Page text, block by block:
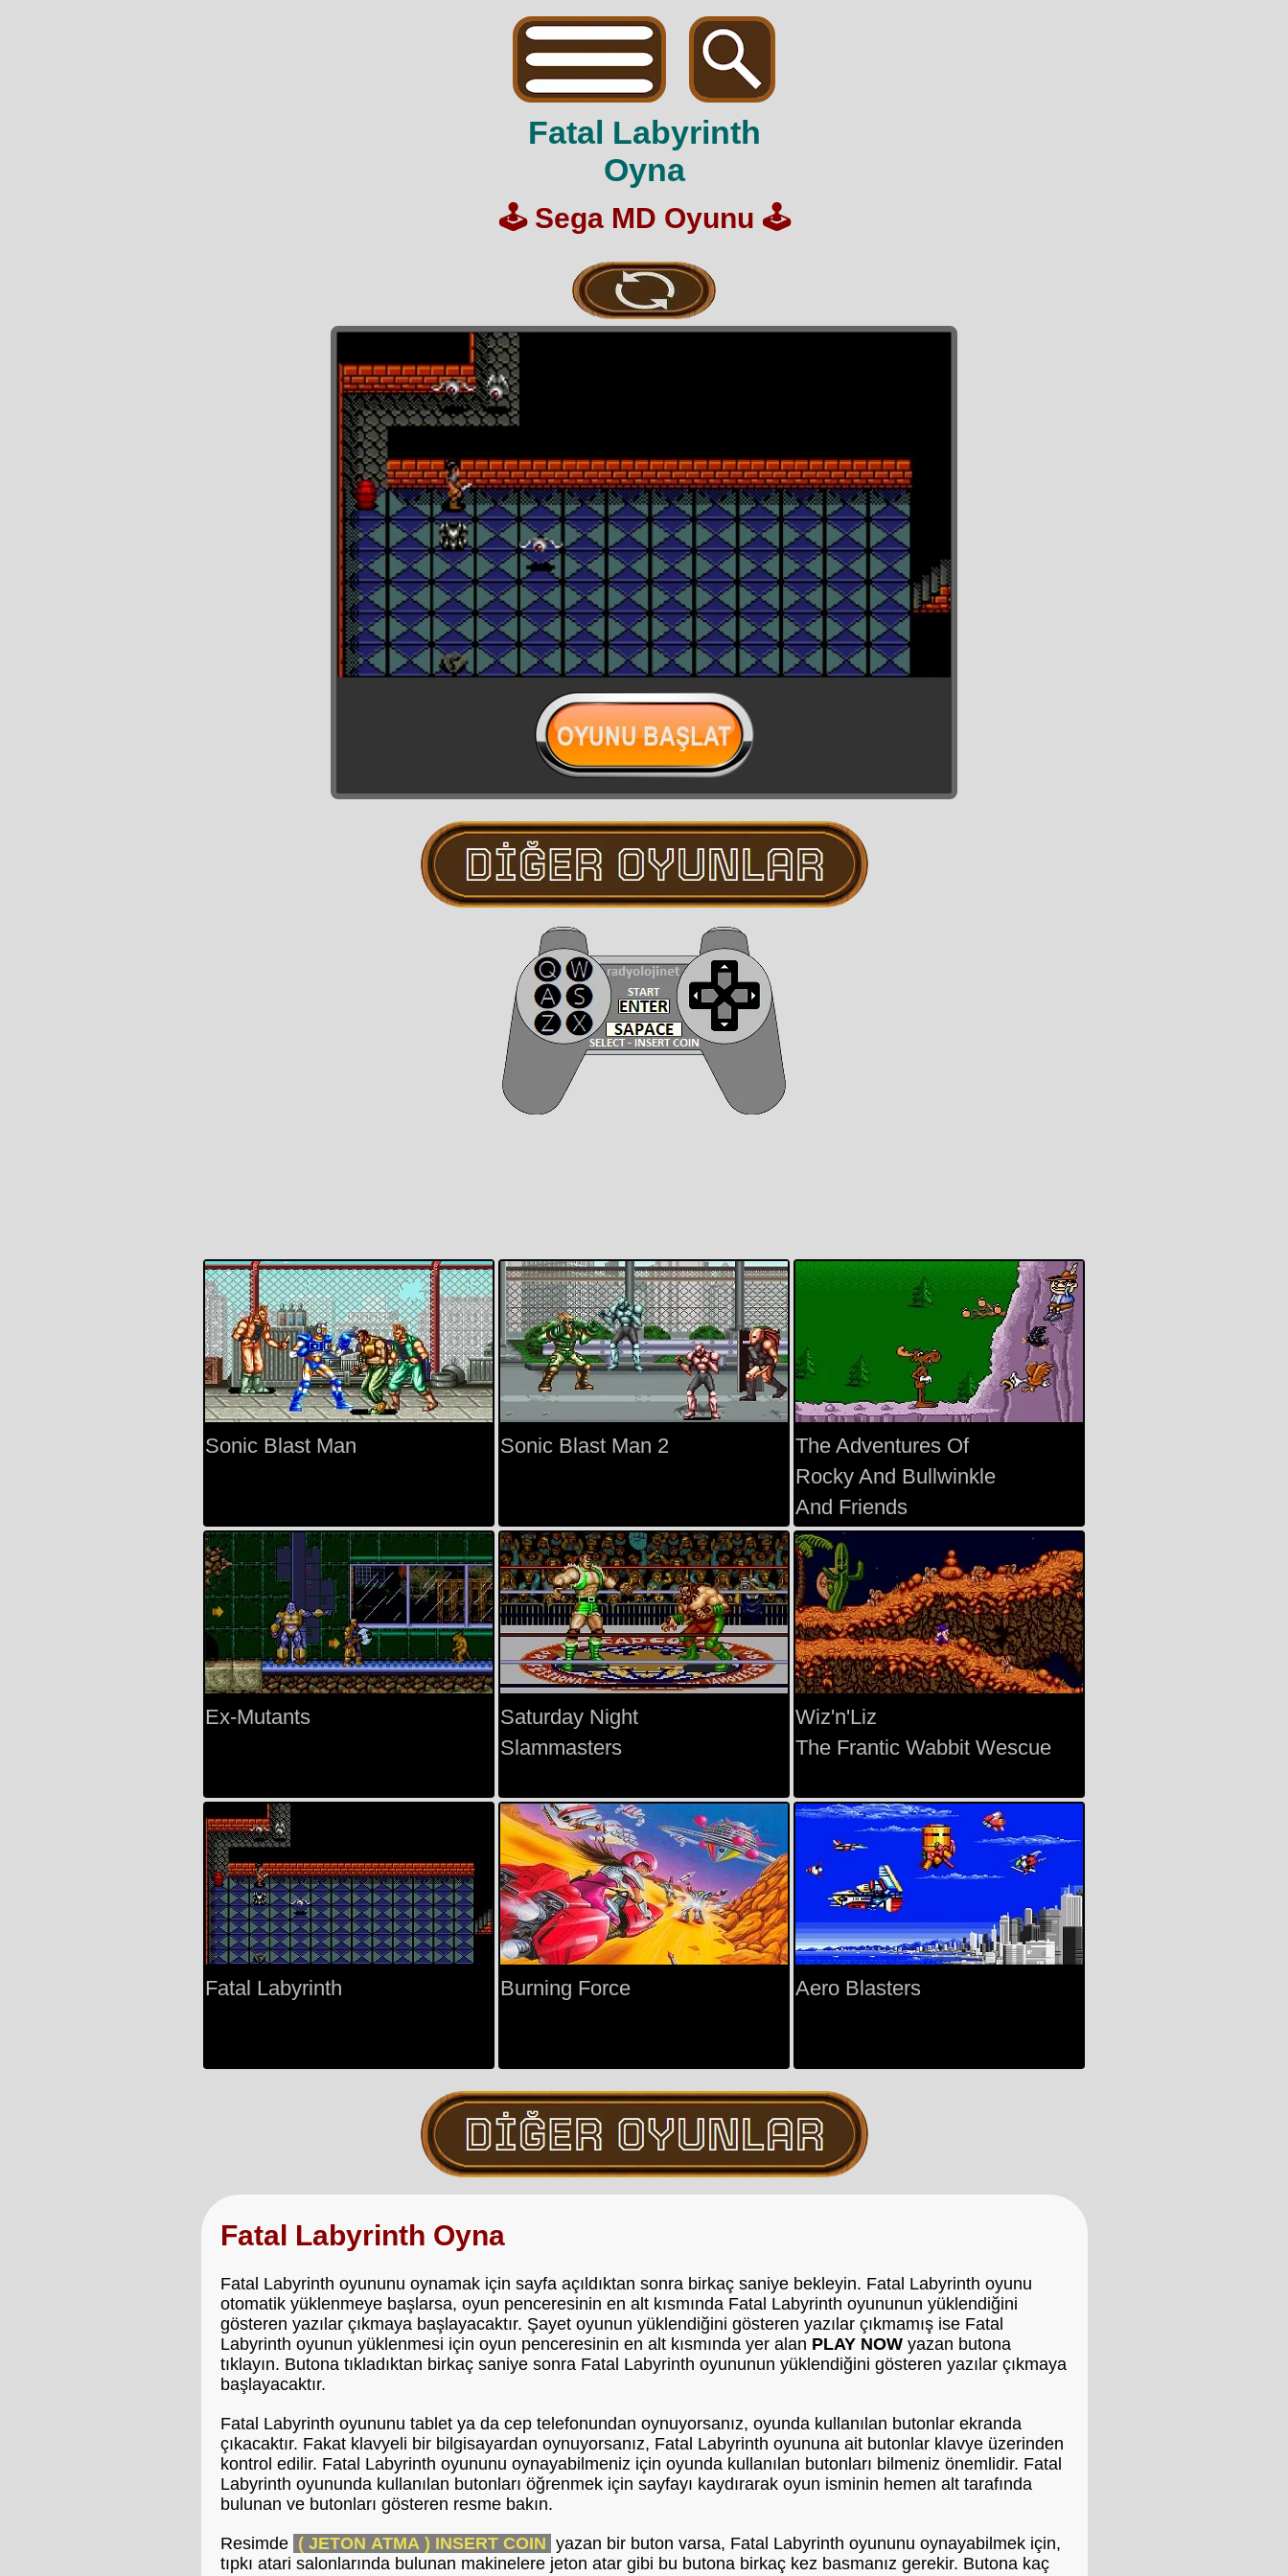
Fatal Labyrinth
Oyna
🕹️ Sega MD Oyunu 🕹️
Sonic Blast Man Sonic Blast Man 2
The Adventures Of
Rocky And Bullwinkle
And Friends
Ex-Mutants
Saturday Night
Slammasters
Wiz'n'Liz
The Frantic Wabbit Wescue
Fatal Labyrinth Burning Force Aero Blasters
Fatal Labyrinth Oyna
Fatal Labyrinth oyununu oynamak için sayfa açıldıktan sonra birkaç saniye bekleyin. Fatal Labyrinth oyunu
otomatik yüklenmeye başlarsa, oyun penceresinin en alt kısmında Fatal Labyrinth oyununun yüklendiğini
gösteren yazılar çıkmaya başlayacaktır. Şayet oyunun yüklendiğini gösteren yazılar çıkmamış ise Fatal
Labyrinth oyunun yüklenmesi için oyun penceresinin en alt kısmında yer alan PLAY NOWyazan butona
tıklayın. Butona tıkladıktan birkaç saniye sonra Fatal Labyrinth oyununun yüklendiğini gösteren yazılar çıkmaya
başlayacaktır.
Fatal Labyrinth oyununu tablet ya da cep telefonundan oynuyorsanız, oyunda kullanılan butonlar ekranda
çıkacaktır. Fakat klavyeli bir bilgisayardan oynuyorsanız, Fatal Labyrinth oyununa ait butonlar klavye üzerinden
kontrol edilir. Fatal Labyrinth oyununu oynayabilmeniz için oyunda kullanılan butonları bilmeniz önemlidir. Fatal
Labyrinth oyununda kullanılan butonları öğrenmek için sayfayı kaydırarak oyun isminin hemen alt tarafında
bulunan ve butonları gösteren resme bakın.
Resimde ( JETON ATMA ) INSERT COIN yazan bir buton varsa, Fatal Labyrinth oyununu oynayabilmek için,
tıpkı atari salonlarında bulunan makinelere jeton atar gibi bu butona birkaç kez basmanız gerekir. Butona kaç